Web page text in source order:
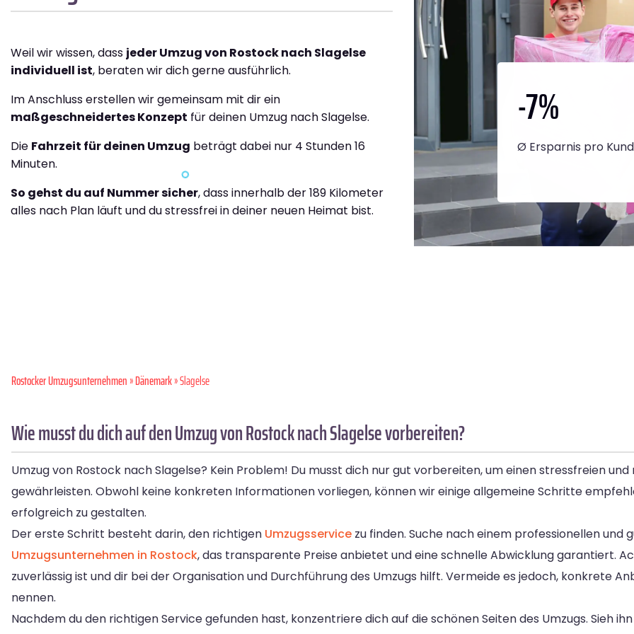
Weil wir wissen, dass jeder Umzug von Rostock nach Slagelse
individuell ist, beraten wir dich gerne ausführlich.
Im Anschluss erstellen wir gemeinsam mit dir ein
maßgeschneidertes Konzept für deinen Umzug nach Slagelse.
Die Fahrzeit für deinen Umzug beträgt dabei nur 4 Stunden 16
Minuten.
So gehst du auf Nummer sicher, dass innerhalb der 189 Kilometer
alles nach Plan läuft und du stressfrei in deiner neuen Heimat bist.
-7%
Ø Ersparnis pro
Rostocker Umzugsunternehmen»Dänemark» Slagelse
Wie musst du dich auf den Umzug von Rostock nach Slagelse vorbereiten?
Umzug von Rostock nach Slagelse? Kein Problem! Du musst dich nur gut vorbereiten, um einen stressfreien und
gewährleisten. Obwohl keine konkreten Informationen vorliegen, können wir einige allgemeine Schritte
erfolgreich zu gestalten.
Der erste Schritt besteht darin, den richtigen Umzugsservice zu finden. Suche nach einem professionellen und
Umzugsunternehmen in Rostock, das transparente Preise anbietet und eine schnelle Abwicklung garantiert.
zuverlässig ist und dir bei der Organisation und Durchführung des Umzugs hilft. Vermeide es jedoch, konkrete
nennen.
Nachdem du den richtigen Service gefunden hast, konzentriere dich auf die schönen Seiten des Umzugs. Sieh